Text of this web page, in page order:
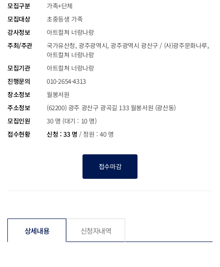
모집구분
가족+단체
모집대상
초중등생 가족
강사정보
아트컬쳐 너랑나랑
주최/주관
국가유산청, 광주광역시, 광주광역시 광산구 / (사)광주문화나루,
아트컬쳐 너랑나랑
모집기관
아트컬쳐 너랑나랑
진행문의
010-2654-4313
장소정보
월봉서원
주소정보
(62200) 광주 광산구 광곡길 133 월봉서원 (광산동)
모집인원
30 명 (대기 : 10 명)
접수현황
신청 : 33 명 / 정원 : 40 명
접수마감
상세내용 신청자내역